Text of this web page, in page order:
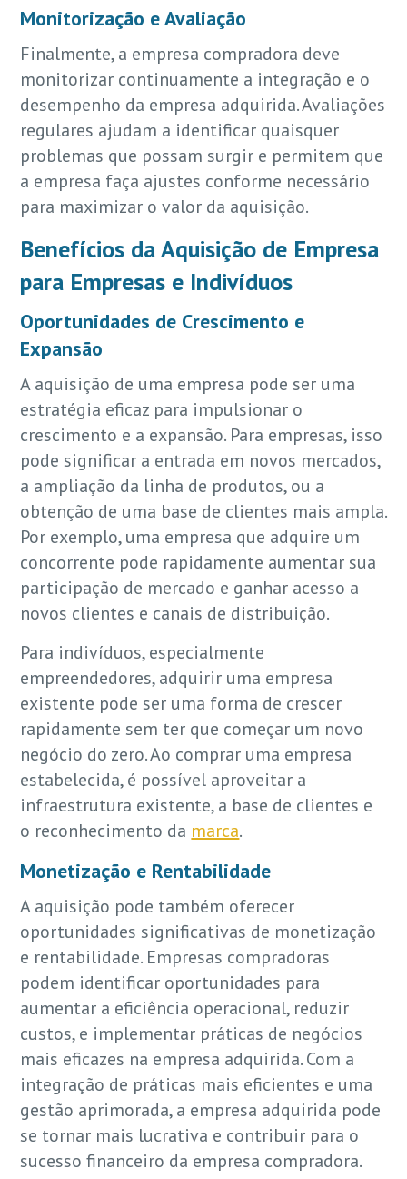
Monitorização e Avaliação
Finalmente, a empresa compradora deve
monitorizar continuamente a integração e o
desempenho da empresa adquirida. Avaliações
regulares ajudam a identificar quaisquer
problemas que possam surgir e permitem que
a empresa faça ajustes conforme necessário
para maximizar o valor da aquisição.
Benefícios da Aquisição de Empresa
para Empresas e Indivíduos
Oportunidades de Crescimento e
Expansão
A aquisição de uma empresa pode ser uma
estratégia eficaz para impulsionar o
crescimento e a expansão. Para empresas, isso
pode significar a entrada em novos mercados,
a ampliação da linha de produtos, ou a
obtenção de uma base de clientes mais ampla.
Por exemplo, uma empresa que adquire um
concorrente pode rapidamente aumentar sua
participação de mercado e ganhar acesso a
novos clientes e canais de distribuição.
Para indivíduos, especialmente
empreendedores, adquirir uma empresa
existente pode ser uma forma de crescer
rapidamente sem ter que começar um novo
negócio do zero. Ao comprar uma empresa
estabelecida, é possível aproveitar a
infraestrutura existente, a base de clientes e
o reconhecimento da marca.
Monetização e Rentabilidade
A aquisição pode também oferecer
oportunidades significativas de monetização
e rentabilidade. Empresas compradoras
podem identificar oportunidades para
aumentar a eficiência operacional, reduzir
custos, e implementar práticas de negócios
mais eficazes na empresa adquirida. Com a
integração de práticas mais eficientes e uma
gestão aprimorada, a empresa adquirida pode
se tornar mais lucrativa e contribuir para o
sucesso financeiro da empresa compradora.